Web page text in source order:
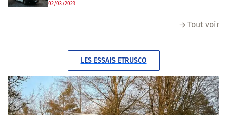
02/03/2023
Tout voir
LES ESSAIS ETRUSCO